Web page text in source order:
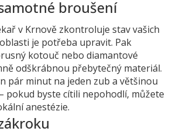
broušení
v Krnově zkontroluje stav vašich
je potřeba upravit. Pak
kotouč nebo diamantové
odškrábnou přebytečný materiál.
pár minut na jeden zub a většinou
pokud byste cítili nepohodlí, můžete
anestézie.